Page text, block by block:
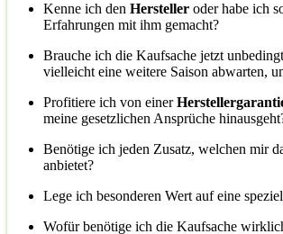
Kenne ich den Hersteller oder habe ich
Erfahrungen mit ihm gemacht?
Brauche ich die Kaufsache jetzt
vielleicht eine weitere Saison abwarten,
Profitiere ich von einer
meine gesetzlichen Ansprüche
Benötige ich jeden Zusatz, welchen mir
anbietet?
Lege ich besonderen Wert auf eine
Wofür benötige ich die Kaufsache